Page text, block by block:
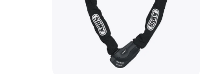
Directorio de